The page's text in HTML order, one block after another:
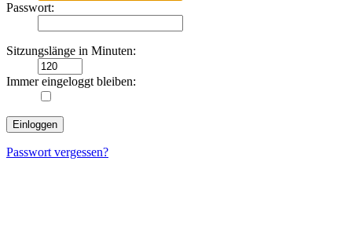
Passwort:
Sitzungslänge in Minuten:
Immer eingeloggt bleiben:
Passwort vergessen?